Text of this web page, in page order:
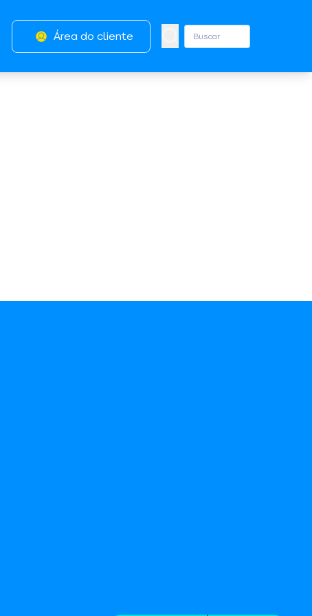
Área do cliente